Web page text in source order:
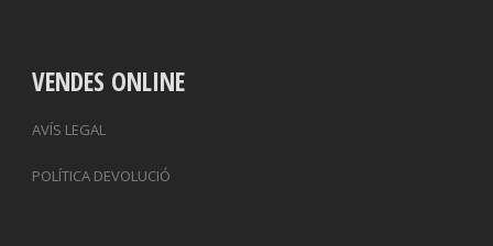
VENDES ONLINE
AVÍS LEGAL
POLÍTICA DEVOLUCIÓ